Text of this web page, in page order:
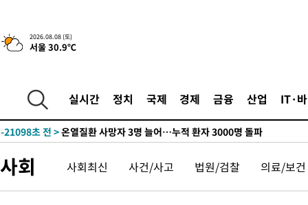
2026.08.08 (토)
서울 30.9℃
실시간 정치 국제 경제 금융 산업 IT·
것"
-29303초 전 >[속보]與 당대표 경선, 제주·인천 권리당원 투표 김민석 승리
-23077초 전 >낮 최고 35도 '무더위'…동해안 시간당 30㎜ '강한 비'[내일날
틀레티코 이적"
-22129초 전 >
수도권 40도 육박 '펄펄'…동해안 일부 지역엔 호의주의보
-21098초 전 >
-15043초 전 >강릉에 시간당 81.4㎜ 물폭탄…도로 잠기고 담벼락 붕괴
-8860초 전 >
선재도서 해루질 나섰다 실종 60대, 닷새 만에 숨진 채 발견
-6394초 전 >남자 농구, 나고야 아시안게임서 '홈팀' 일본과 한일전
사회 사회최신 사건/사고 법원/검찰 의료/보건